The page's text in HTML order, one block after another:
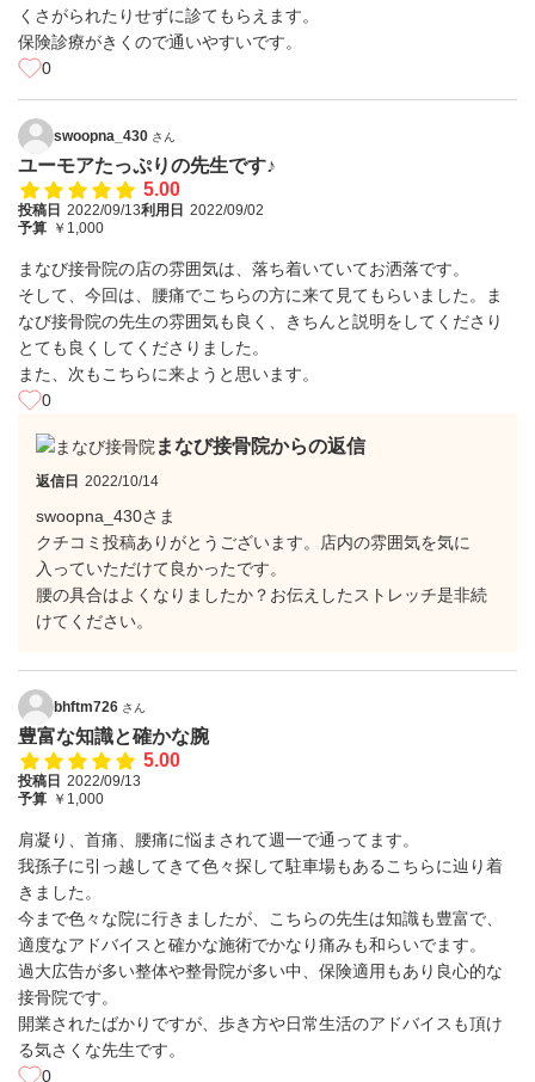
くさがられたりせずに診てもらえます。
保険診療がきくので通いやすいです。
0
swoopna_430 さん
ユーモアたっぷりの先生です♪
5.00
投稿日 2022/09/13利用日 2022/09/02
予算 ￥1,000
まなび接骨院の店の雰囲気は、落ち着いていてお洒落です。
そして、今回は、腰痛でこちらの方に来て見てもらいました。ま
なび接骨院の先生の雰囲気も良く、きちんと説明をしてくださり
とても良くしてくださりました。
また、次もこちらに来ようと思います。
0
まなび接骨院からの返信
返信日 2022/10/14
swoopna_430さま
クチコミ投稿ありがとうございます。店内の雰囲気を気に
入っていただけて良かったです。
腰の具合はよくなりましたか？お伝えしたストレッチ是非続
けてください。
bhftm726 さん
豊富な知識と確かな腕
5.00
投稿日 2022/09/13
予算 ￥1,000
肩凝り、首痛、腰痛に悩まされて週一で通ってます。
我孫子に引っ越してきて色々探して駐車場もあるこちらに辿り着
きました。
今まで色々な院に行きましたが、こちらの先生は知識も豊富で、
適度なアドバイスと確かな施術でかなり痛みも和らいでます。
過大広告が多い整体や整骨院が多い中、保険適用もあり良心的な
接骨院です。
開業されたばかりですが、歩き方や日常生活のアドバイスも頂け
る気さくな先生です。
0